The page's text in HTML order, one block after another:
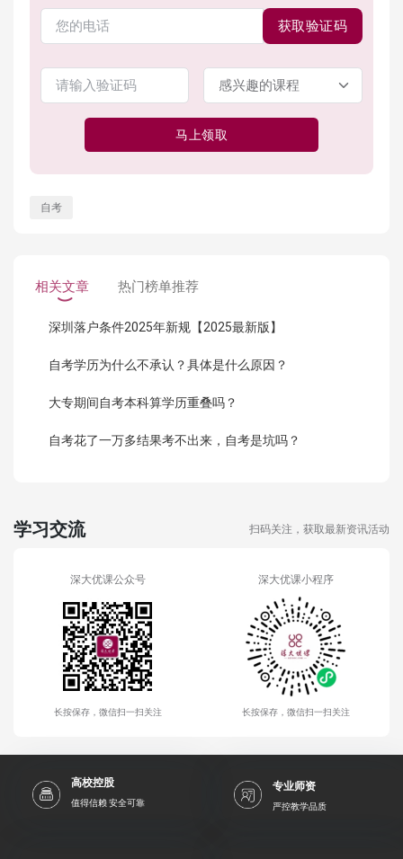
获取验证码
马上领取
自考
相关文章 热门榜单推荐
深圳落户条件2025年新规【2025最新版】
自考学历为什么不承认？具体是什么原因？
大专期间自考本科算学历重叠吗？
自考花了一万多结果考不出来，自考是坑吗？
学习交流 扫码关注，获取最新资讯活动
深大优课公众号
长按保存，微信扫一扫关注
深大优课小程序
长按保存，微信扫一扫关注
高校控股
值得信赖 安全可靠
专业师资
严控教学品质